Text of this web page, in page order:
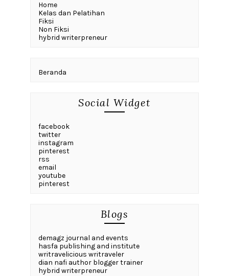
Home
Kelas dan Pelatihan
Fiksi
Non Fiksi
hybrid writerpreneur
Beranda
Social Widget
facebook
twitter
instagram
pinterest
rss
email
youtube
pinterest
Blogs
demagz journal and events
hasfa publishing and institute
writravelicious writraveler
dian nafi author blogger trainer
hybrid writerpreneur